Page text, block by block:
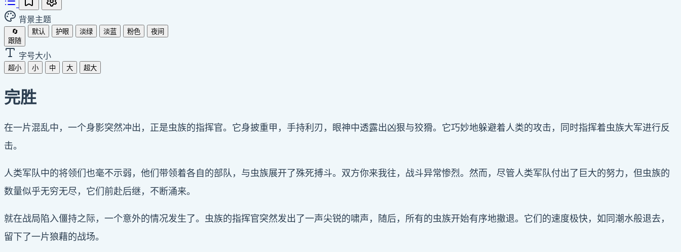
背景主题
🔄
跟随
默认 护眼 淡绿 淡蓝 粉色 夜间
字号大小
超小 小 中 大 超大
完胜
在一片混乱中，一个身影突然冲出，正是虫族的指挥官。它身披重甲，手持利刃，眼神中透露出凶狠与狡猾。它巧妙地躲避着人类的攻击，同时指挥着虫族大军进行反
击。
人类军队中的将领们也毫不示弱，他们带领着各自的部队，与虫族展开了殊死搏斗。双方你来我往，战斗异常惨烈。然而，尽管人类军队付出了巨大的努力，但虫族的
数量似乎无穷无尽，它们前赴后继，不断涌来。
就在战局陷入僵持之际，一个意外的情况发生了。虫族的指挥官突然发出了一声尖锐的啸声，随后，所有的虫族开始有序地撤退。它们的速度极快，如同潮水般退去，
留下了一片狼藉的战场。